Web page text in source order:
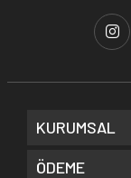
KURUMSAL
ÖDEME